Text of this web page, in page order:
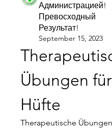
Администрацией!
Превосходный
Результат!
September 15, 2023
Übungen für
Hüfte
Therapeutische